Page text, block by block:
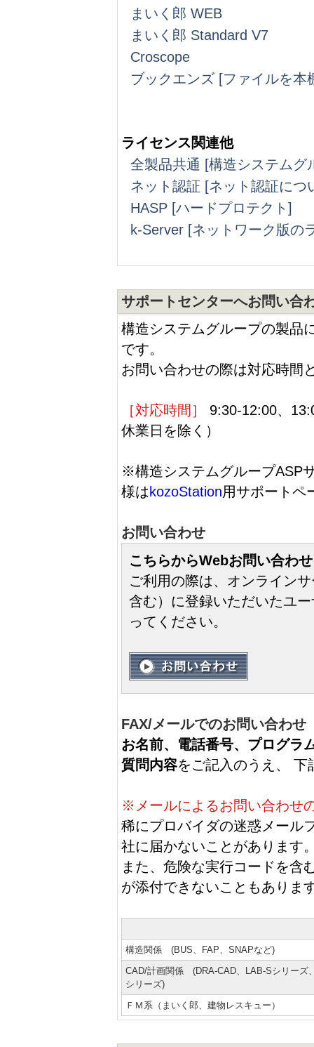
まいく郎 WEB
まいく郎 Standard V7
Croscope
ブックエンズ [ファイルを本
ライセンス関連他
全製品共通 [構造システムグ
ネット認証 [ネット認証につ
HASP [ハードプロテクト]
k-Server [ネットワーク版の
サポートセンターへお問い
構造システムグループの製品
です。
お問い合わせの際は対応時間
［対応時間］
9:30-12:00、
休業日を除く）
※構造システムグループASP
様はkozoStation用サポートペ
お問い合わせ
こちらからWebお問い合わ
ご利用の際は、オンライン
含む）に登録いただいたユ
ってください。
FAX/メールでのお問い合わせ
お名前、電話番号、プログラ
質問内容をご記入のうえ、 下
※メールによるお問い合わせ
稀にプロバイダの迷惑メール
社に届かないことがあります
また、危険な実行コードを含
が添付できないこともありま
構造関係 (BUS、FAP、SNAPなど)
CAD/計画関係 (DRA-CAD、LAB-Sシリーズ
シリーズ)
ＦＭ系（まいく郎、建物レスキュー）